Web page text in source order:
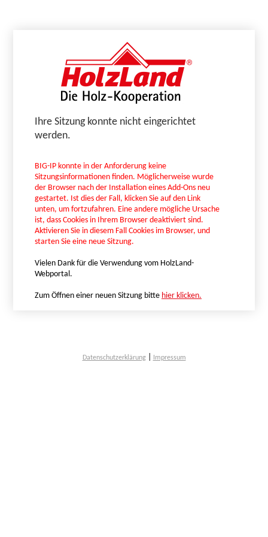
Ihre Sitzung konnte nicht eingerichtet
werden.
BIG-IP konnte in der Anforderung keine
Sitzungsinformationen finden. Möglicherweise wurde
der Browser nach der Installation eines Add-Ons neu
gestartet. Ist dies der Fall, klicken Sie auf den Link
unten, um fortzufahren. Eine andere mögliche Ursache
ist, dass Cookies in Ihrem Browser deaktiviert sind.
Aktivieren Sie in diesem Fall Cookies im Browser, und
starten Sie eine neue Sitzung.
Vielen Dank für die Verwendung vom HolzLand-
Webportal.
Zum Öffnen einer neuen Sitzung bitte hier klicken.
Datenschutzerklärung| Impressum